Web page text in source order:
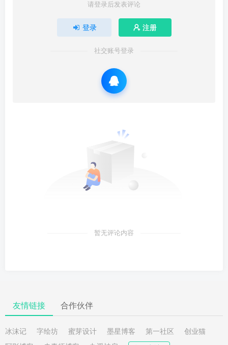
请登录后发表评论
登录 注册
社交账号登录
暂无评论内容
友情链接 合作伙伴
冰沫记 字绘坊 蜜芽设计 墨星博客 第一社区
创业猫